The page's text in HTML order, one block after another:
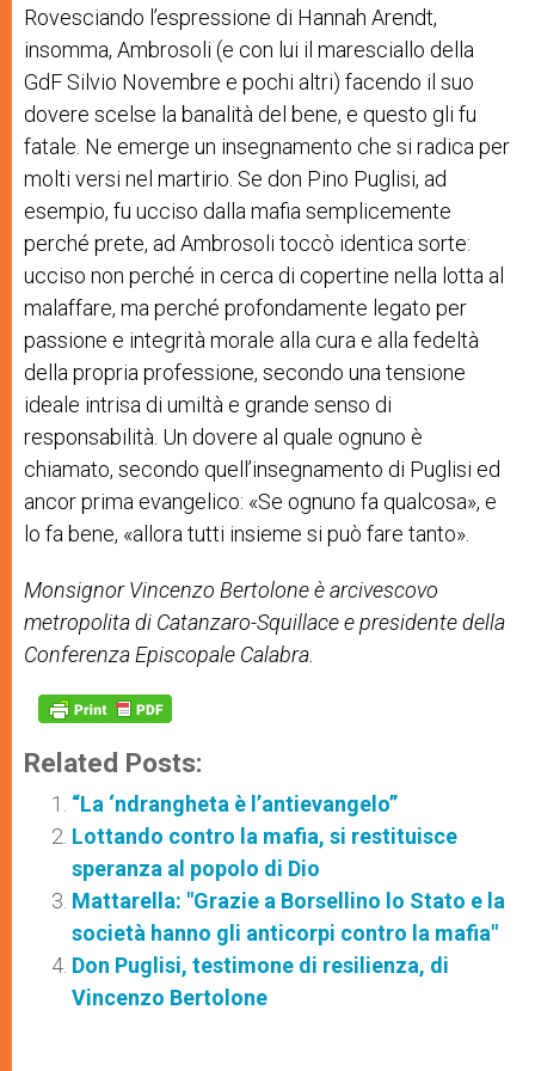
Rovesciando l’espressione di Hannah Arendt,
insomma, Ambrosoli (e con lui il maresciallo della
GdF Silvio Novembre e pochi altri) facendo il suo
dovere scelse la banalità del bene, e questo gli fu
fatale. Ne emerge un insegnamento che si radica per
molti versi nel martirio. Se don Pino Puglisi, ad
esempio, fu ucciso dalla mafia semplicemente
perché prete, ad Ambrosoli toccò identica sorte:
ucciso non perché in cerca di copertine nella lotta al
malaffare, ma perché profondamente legato per
passione e integrità morale alla cura e alla fedeltà
della propria professione, secondo una tensione
ideale intrisa di umiltà e grande senso di
responsabilità. Un dovere al quale ognuno è
chiamato, secondo quell’insegnamento di Puglisi ed
ancor prima evangelico: «Se ognuno fa qualcosa», e
lo fa bene, «allora tutti insieme si può fare tanto».
Monsignor Vincenzo Bertoloneè arcivescovo
metropolita di Catanzaro-Squillace e presidente della
Conferenza Episcopale Calabra.
Related Posts:
“La ‘ndrangheta è l’antievangelo”
Lottando contro la mafia, si restituisce
speranza al popolo di Dio
Mattarella: "Grazie a Borsellino lo Stato e la
società hanno gli anticorpi contro la mafia"
Don Puglisi, testimone di resilienza, di
Vincenzo Bertolone